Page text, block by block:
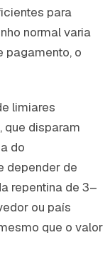
para
normal varia
pagamento, o
limiares
que disparam
do
depender de
repentina de 3–
ou país
que o valor